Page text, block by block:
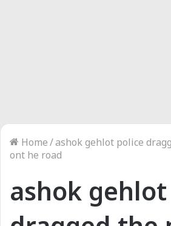
Home/ashok gehlot police
ont he road
ashok